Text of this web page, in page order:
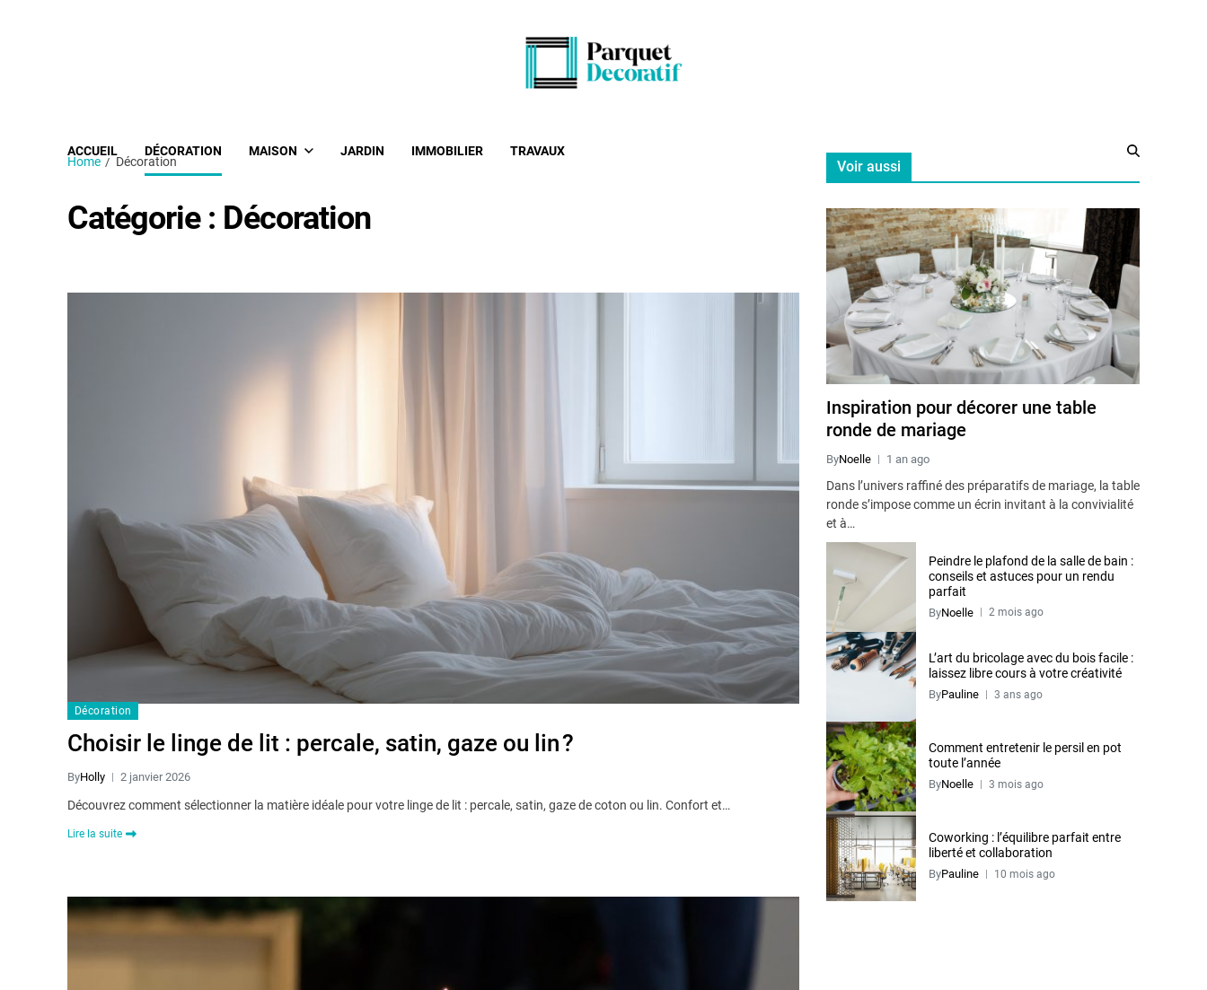
ACCUEIL DÉCORATION MAISON JARDIN IMMOBILIER TRAVAUX
Home Décoration
Catégorie : Décoration
Décoration
Choisir le linge de lit : percale, satin, gaze ou lin ?
ByHolly 2 janvier 2026
Découvrez comment sélectionner la matière idéale pour votre linge de lit : percale, satin, gaze de coton ou lin. Confort et…
Lire la suite
Voir aussi
Inspiration pour décorer une table
ronde de mariage
ByNoelle 1 an ago
Dans l’univers raffiné des préparatifs de mariage, la table
ronde s’impose comme un écrin invitant à la convivialité
et à…
Peindre le plafond de la salle de bain :
conseils et astuces pour un rendu
parfait
ByNoelle 2 mois ago
L’art du bricolage avec du bois facile :
laissez libre cours à votre créativité
ByPauline 3 ans ago
Comment entretenir le persil en pot
toute l’année
ByNoelle 3 mois ago
Coworking : l’équilibre parfait entre
liberté et collaboration
ByPauline 10 mois ago